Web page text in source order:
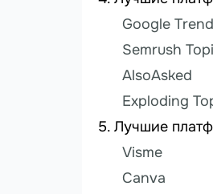
Google
Semrush
AlsoAsked
Exploding
Лучшие
Visme
Canva